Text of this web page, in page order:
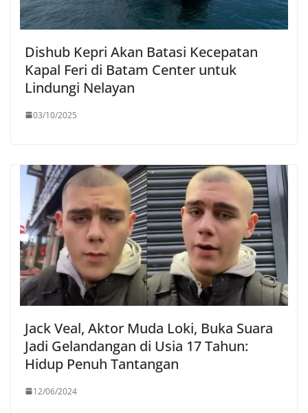
Dishub Kepri Akan Batasi Kecepatan
Kapal Feri di Batam Center untuk
Lindungi Nelayan
03/10/2025
Jack Veal, Aktor Muda Loki, Buka Suara
Jadi Gelandangan di Usia 17 Tahun:
Hidup Penuh Tantangan
12/06/2024